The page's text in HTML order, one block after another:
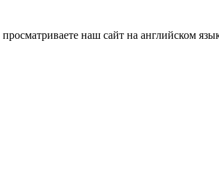
наш сайт на английском